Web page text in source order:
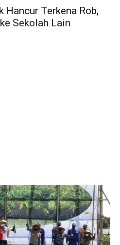
Hancur Terkena Rob,
Sekolah Lain